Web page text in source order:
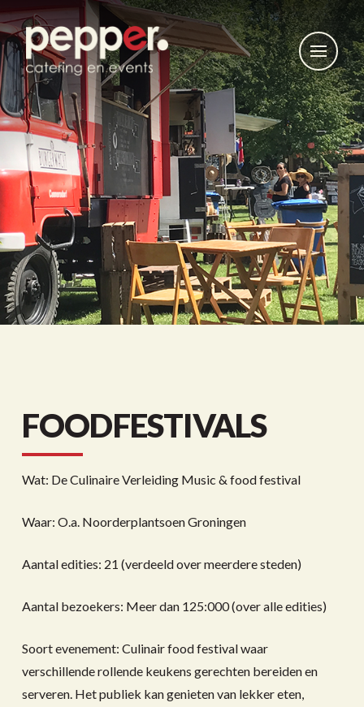
FOODFESTIVALS
Wat: De Culinaire Verleiding Music & food festival
Waar: O.a. Noorderplantsoen Groningen
Aantal edities: 21 (verdeeld over meerdere steden)
Aantal bezoekers: Meer dan 125:000 (over alle edities)
Soort evenement: Culinair food festival waar
verschillende rollende keukens gerechten bereiden en
serveren. Het publiek kan genieten van lekker eten,